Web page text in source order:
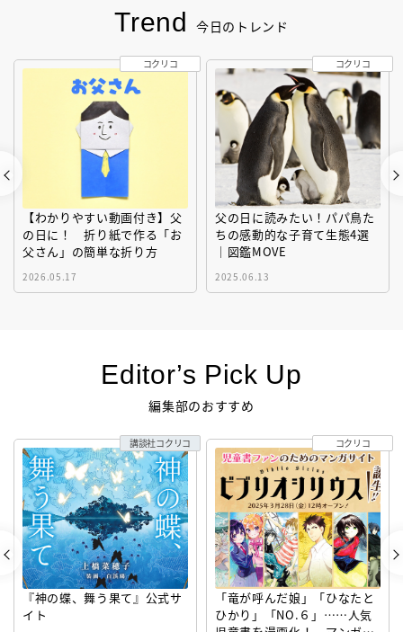
Trend 今日のトレンド
【わかりやすい動画付き】父
の日に！ 折り紙で作る「お
父さん」の簡単な折り方
2026.05.17
コクリコ
父の日に読みたい！パパ鳥た
ちの感動的な子育て生態4選
｜図鑑MOVE
2025.06.13
コクリコ
Editor’s Pick Up
編集部のおすすめ
『神の蝶、舞う果て』公式サ
イト
講談社コクリコ
「竜が呼んだ娘」「ひなたと
ひかり」「NO.６」……人気
コクリコ